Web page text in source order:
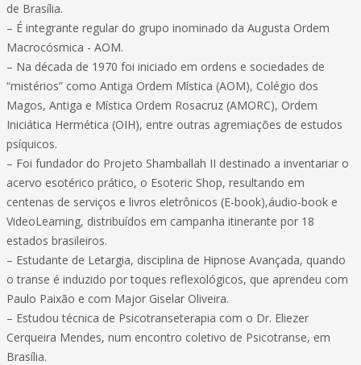
de Brasília.
– É integrante regular do grupo inominado da Augusta Ordem
Macrocósmica - AOM.
– Na década de 1970 foi iniciado em ordens e sociedades de
“mistérios” como Antiga Ordem Mística (AOM), Colégio dos
Magos, Antiga e Mística Ordem Rosacruz (AMORC), Ordem
Iniciática Hermética (OIH), entre outras agremiações de estudos
psíquicos.
– Foi fundador do Projeto Shamballah II destinado a inventariar o
acervo esotérico prático, o Esoteric Shop, resultando em
centenas de serviços e livros eletrônicos (E-book),áudio-book e
VideoLearning, distribuídos em campanha itinerante por 18
estados brasileiros.
– Estudante de Letargia, disciplina de Hipnose Avançada, quando
o transe é induzido por toques reflexológicos, que aprendeu com
Paulo Paixão e com Major Giselar Oliveira.
– Estudou técnica de Psicotranseterapia com o Dr. Eliezer
Cerqueira Mendes, num encontro coletivo de Psicotranse, em
Brasília.